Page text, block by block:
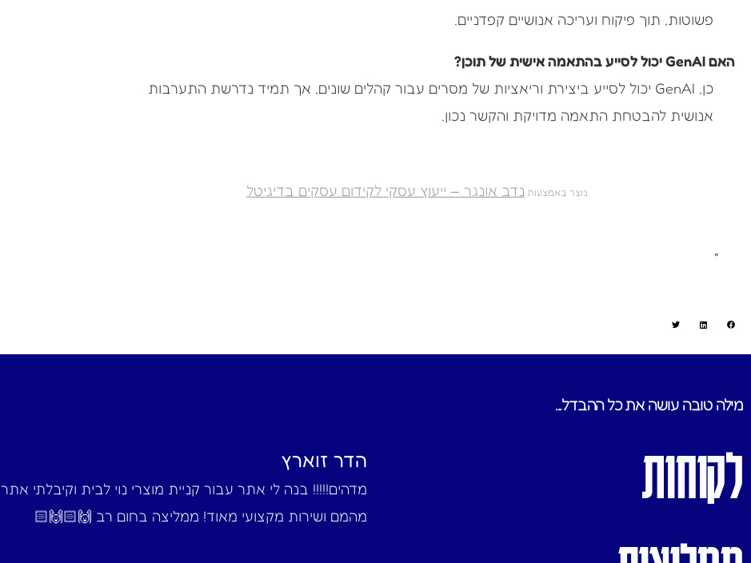
פשוטות, תוך פיקוח ועריכה אנושיים קפדניים.
האם GenAI יכול לסייע בהתאמה אישית של תוכן?
כן, GenAI יכול לסייע ביצירת וריאציות של מסרים עבור קהלים שונים, אך תמיד נדרשת התערבות
אנושית להבטחת התאמה מדויקת והקשר נכון.
נוצר באמצעות נדב אונגר — ייעוץ עסקי לקידום עסקים בדיגיטל
"
מילה טובה עושה את כל ההבדל...
לקוחות
הדר זוארץ
מדהים!!!!! בנה לי אתר עבור קניית מוצרי נוי לבית וקיבלתי אתר
מהמם ושירות מקצועי מאוד! ממליצה בחום רב 🙌🏻🙌🏻‎